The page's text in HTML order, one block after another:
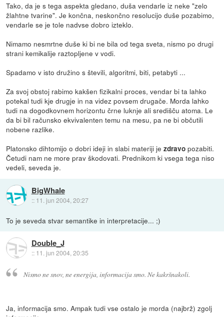
Tako, da je s tega aspekta gledano, duša vendarle iz neke "zelo
žlahtne tvarine". Je končna, neskončno resolucijo duše pozabimo,
vendarle se je tole nadvse dobro izteklo.
Nimamo nesmrtne duše ki bi ne bila od tega sveta, nismo po drugi
strani kemikalije raztopljene v vodi.
Spadamo v isto družino s števili, algoritmi, biti, petabyti ...
Za svoj obstoj rabimo kakšen fizikalni proces, vendar bi ta lahko
potekal tudi kje drugje in na videz povsem drugače. Morda lahko
tudi na dogodkovnem horizontu črne luknje ali središču atoma. Le
da bi bil računsko ekvivalenten temu na mesu, pa ne bi občutili
nobene razlike.
Platonsko dihtomijo o dobri ideji in slabi materiji jezdravo pozabiti.
Četudi nam ne more prav škodovati. Prednikom ki vsega tega niso
vedeli, seveda je.
BigWhale
:: 11. jun 2004, 20:27
To je seveda stvar semantike in interpretacije... ;)
Double_J
:: 11. jun 2004, 20:35
Nismo ne snov, ne energija, informacija smo. Ne kakršnakoli.
Ja, informacija smo. Ampak tudi vse ostalo je morda (najbrž) zgolj